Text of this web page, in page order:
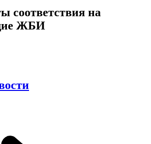
соответствия на
ЖБИ